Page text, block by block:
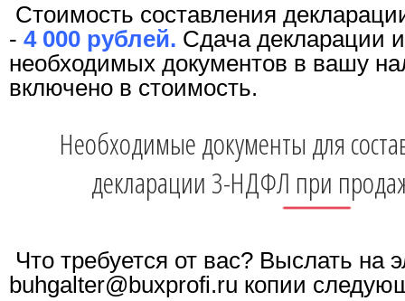
Стоимость составления
- 4 000 рублей. Сдача декларации
необходимых документов в вашу
включено в стоимость.
Необходимые документы для
декларации 3-НДФЛ при
Что требуется от вас? Выслать на
buhgalter@buxprofi.ru копии